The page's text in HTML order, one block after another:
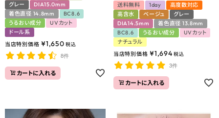
グレー
DIA15.0mm
着色直径 14.8mm
BC8.6
うるおい成分
UVカット
ドール系
当店特別価格 ¥1,650 税込
8件
カートに入れる
送料無料 1day
高度数対応
高含水
ベージュ
グレー
DIA14.5mm
着色直径 13.8mm
BC8.6
うるおい成分
UVカット
ナチュラル
当店特別価格 ¥1,694 税込
3件
カートに入れる